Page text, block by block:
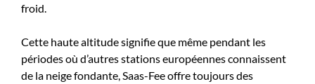
froid.
Cette haute altitude signifie que même pendant les
périodes où d’autres stations européennes connaissent
de la neige fondante, Saas-Fee offre toujours des